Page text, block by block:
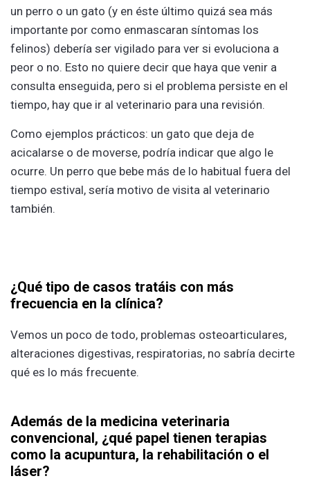
un perro o un gato (y en éste último quizá sea más
importante por como enmascaran síntomas los
felinos) debería ser vigilado para ver si evoluciona a
peor o no. Esto no quiere decir que haya que venir a
consulta enseguida, pero si el problema persiste en el
tiempo, hay que ir al veterinario para una revisión.
Como ejemplos prácticos: un gato que deja de
acicalarse o de moverse, podría indicar que algo le
ocurre. Un perro que bebe más de lo habitual fuera del
tiempo estival, sería motivo de visita al veterinario
también.
¿Qué tipo de casos tratáis con más
frecuencia en la clínica?
Vemos un poco de todo, problemas osteoarticulares,
alteraciones digestivas, respiratorias, no sabría decirte
qué es lo más frecuente.
Además de la medicina veterinaria
convencional, ¿qué papel tienen terapias
como la acupuntura, la rehabilitación o el
láser?